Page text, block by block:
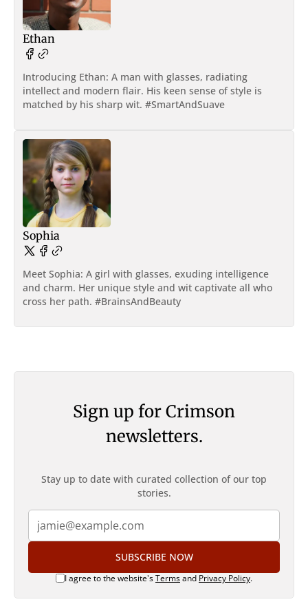
Ethan
Introducing Ethan: A man with glasses, radiating
intellect and modern flair. His keen sense of style is
matched by his sharp wit. #SmartAndSuave
Sophia
Meet Sophia: A girl with glasses, exuding intelligence
and charm. Her unique style and wit captivate all who
cross her path. #BrainsAndBeauty
Sign up for Crimson
newsletters.
Stay up to date with curated collection of our top
stories.
SUBSCRIBE NOW
I agree to the website'sTermsand Privacy Policy.